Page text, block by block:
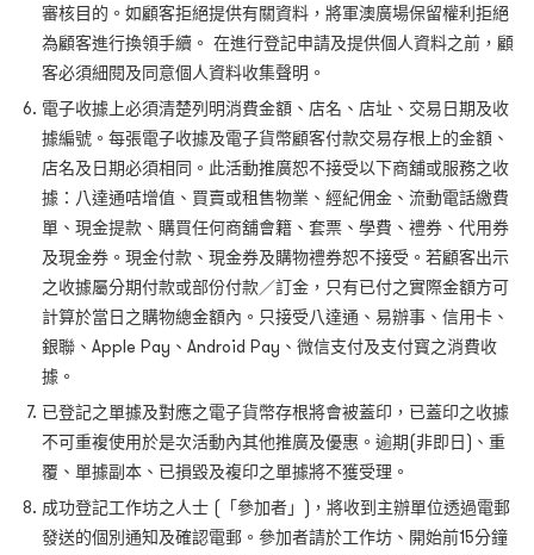
審核目的。如顧客拒絕提供有關資料，將軍澳廣場保留權利拒絕
為顧客進行換領手續。 在進行登記申請及提供個人資料之前，顧
客必須細閱及同意個人資料收集聲明。
電子收據上必須清楚列明消費金額、店名、店址、交易日期及收
據編號。每張電子收據及電子貨幣顧客付款交易存根上的金額、
店名及日期必須相同。此活動推廣恕不接受以下商舖或服務之收
據：八達通咭增值、買賣或租售物業、經紀佣金、流動電話繳費
單、現金提款、購買任何商舖會籍、套票、學費、禮券、代用券
及現金券。現金付款、現金券及購物禮券恕不接受。若顧客出示
之收據屬分期付款或部份付款／訂金，只有已付之實際金額方可
計算於當日之購物總金額內。只接受八達通、易辦事、信用卡、
銀聯、Apple Pay、Android Pay、微信支付及支付寳之消費收
據。
已登記之單據及對應之電子貨幣存根將會被蓋印，已蓋印之收據
不可重複使用於是次活動內其他推廣及優惠。逾期(非即日)、重
覆、單據副本、已損毀及複印之單據將不獲受理。
成功登記工作坊之人士 (「參加者」)，將收到主辦單位透過電郵
發送的個別通知及確認電郵。參加者請於工作坊、開始前15分鐘